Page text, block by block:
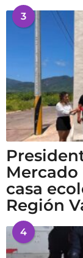
3
casa
Región
4